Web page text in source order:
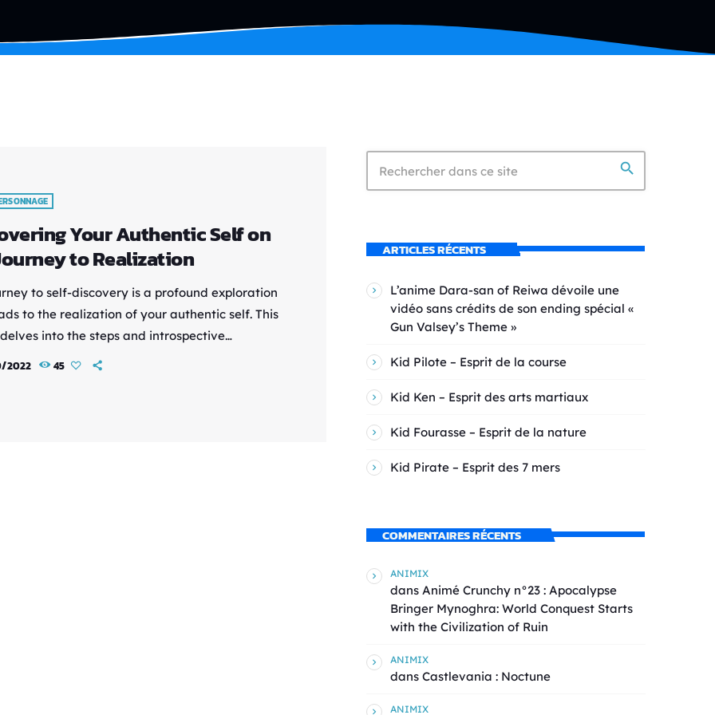
Your Authentic Self on
to Realization
to self-discovery is a profound exploration
to the realization of your authentic self. This
into the steps and introspective
that guide you on this transformative path.
2022 45
search
ARTICLES RÉCENTS
L’anime Dara-san of Reiwa dévoile une
vidéo sans crédits de son ending spécial «
Gun Valsey’s Theme »
Kid Pilote – Esprit de la course
Kid Ken – Esprit des arts martiaux
Kid Fourasse – Esprit de la nature
Kid Pirate – Esprit des 7 mers
COMMENTAIRES RÉCENTS
ANIMIX
dans Animé Crunchy n°23 : Apocalypse
Bringer Mynoghra: World Conquest Starts
with the Civilization of Ruin
ANIMIX
dans Castlevania : Noctune
ANIMIX